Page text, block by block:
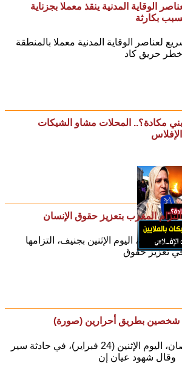
الوقاية المدنية ينقذ معملا بجزناية
بكارثة
لعناصر الوقاية المدنية معملا بالمنطقة
خطر حريق كاد
مكادة؟.. المحلات مشاو الشيكات
المغرب بتعزيز حقوق الإنسان
اليوم الإثنين بجنيف، التزامها
في تعزيز حقوق
بطريق أحرارين (صورة)
طنجاوي أصيب شخصان، اليوم الإثنين (24 فبراير)، في حادثة سير
شهود عيان إن